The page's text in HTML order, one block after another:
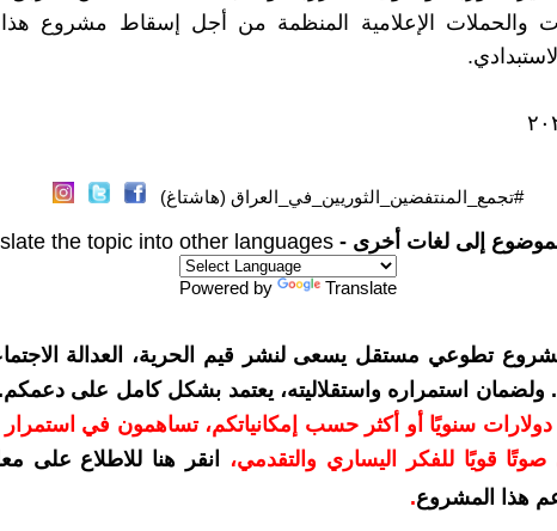
والحملات الإعلامية المنظمة من أجل إسقاط مشروع هذا
#تجمع_المنتفضين_الثوريين_في_العراق (هاشتاغ)
إلى لغات أخرى - the topic into other languages
Powered by Translate
تطوعي مستقل يسعى لنشر قيم الحرية، العدالة
ولضمان استمراره واستقلاليته، يعتمد بشكل كامل على دعمكم.
بدعمكم بمبلغ 10 دولارات سنويًا أو أكثر حسب إمكانياتكم، تساهمون في
صوتًا قويًا للفكر اليساري والتقدمي،
انقر هنا للاطلاع على
هذا المشروع.